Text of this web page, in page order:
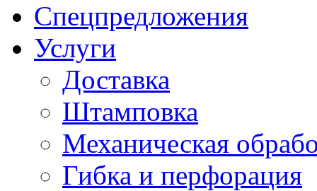
Спецпредложения
Услуги
Доставка
Штамповка
Механическая
Гибка и перфорация